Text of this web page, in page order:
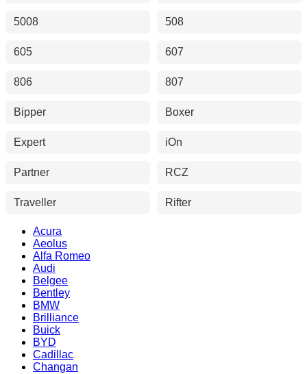
5008 508
605 607
806 807
Bipper Boxer
Expert iOn
Partner RCZ
Traveller Rifter
Acura
Aeolus
Alfa Romeo
Audi
Belgee
Bentley
BMW
Brilliance
Buick
BYD
Cadillac
Changan